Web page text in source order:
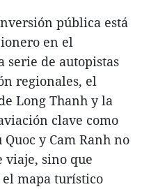
pública está
en el
serie de autopistas
regionales, el
Long Thanh y la
clave como
y Cam Ranh no
viaje, sino que
mapa turístico